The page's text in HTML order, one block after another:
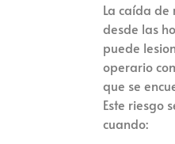
La caída de
desde las
puede
operario
que se
Este riesgo
cuando: